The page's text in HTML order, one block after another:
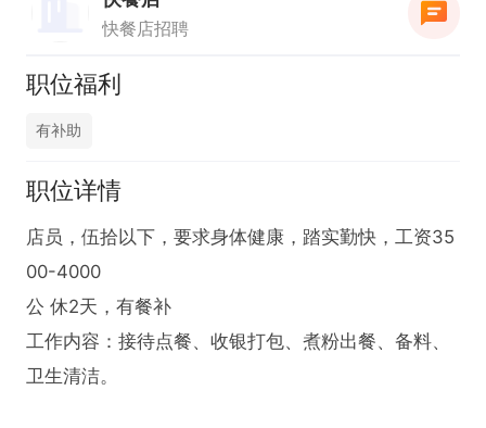
快餐店招聘
职位福利
有补助
职位详情
店员，伍拾以下，要求身体健康，踏实勤快，工资35
00-4000
公 休2天，有餐补
工作内容：接待点餐、收银打包、煮粉出餐、备料、
卫生清洁。